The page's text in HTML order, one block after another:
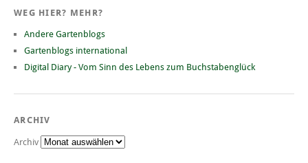
WEG HIER? MEHR?
Andere Gartenblogs
Gartenblogs international
Digital Diary - Vom Sinn des Lebens zum Buchstabenglück
ARCHIV
Archiv